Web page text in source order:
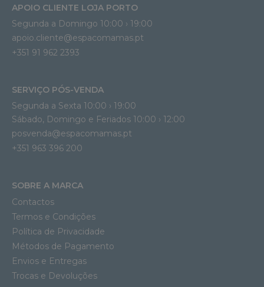
APOIO CLIENTE LOJA PORTO
Segunda a Domingo 10:00 › 19:00
apoio.cliente@espacomamas.pt
+351 91 962 2393
SERVIÇO PÓS-VENDA
Segunda a Sexta 10:00 › 19:00
Sábado, Domingo e Feriados 10:00 › 12:00
posvenda@espacomamas.pt
+351 963 396 200
SOBRE A MARCA
Contactos
Termos e Condições
Política de Privacidade
Métodos de Pagamento
Envios e Entregas
Trocas e Devoluções